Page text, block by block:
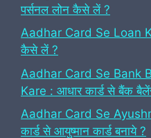
पर्सनल लोन कैसे लें ?
Aadhar Card Se Loan
कैसे लें ?
Aadhar Card Se Bank
Kare : आधार कार्ड से बैंक
Aadhar Card Se
कार्ड से आयुष्मान कार्ड बनाये ?